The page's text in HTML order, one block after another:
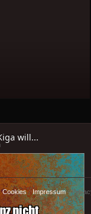
will...
Cookies-Impressum-